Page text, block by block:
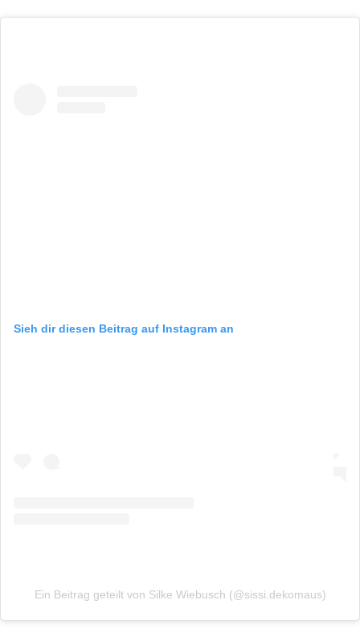
Sieh dir diesen Beitrag auf Instagram an
Ein Beitrag geteilt von Silke Wiebusch (@sissi.dekomaus)